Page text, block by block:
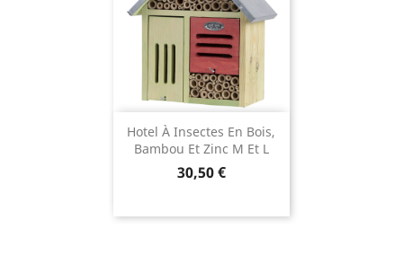
Hotel À Insectes En Bois,
Bambou Et Zinc M Et L
Prix
30,50 €